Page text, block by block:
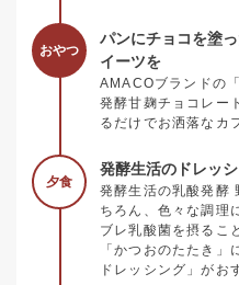
おやつ
パンにチョコを塗
イーツを
AMACOブランドの
発酵甘麹チョコレー
るだけでお洒落なカ
夕食
発酵生活のドレッ
発酵生活の乳酸発酵
ちろん、色々な調理
ブレ乳酸菌を摂るこ
「かつおのたたき
ドレッシング」がお